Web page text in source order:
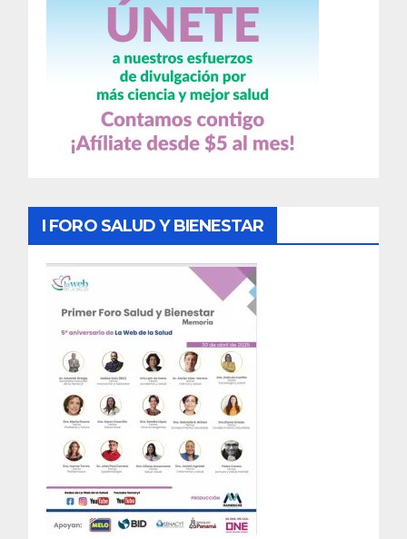
I FORO SALUD Y BIENESTAR